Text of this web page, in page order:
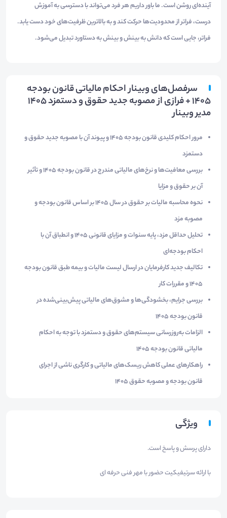
آینده‌ای روشن است. ما باور داریم هر فرد می‌تواند با دسترسی به آموزش
درست، فراتر از محدودیت‌ها حرکت کند و به بالاترین ظرفیت‌های خود دست یابد.
فراتر، جایی است که دانش به بینش و بینش به دستاورد تبدیل می‌شود.
سرفصل‌های وبینار احکام مالیاتی قانون بودجه
۱۴۰۵ + فرازی از مصوبه جدید حقوق و دستمزد 1405
مدیر وبینار
مرور احکام کلیدی قانون بودجه ۱۴۰۵ و پیوند آن با مصوبه جدید حقوق و
دستمزد
بررسی معافیت‌ها و نرخ‌های مالیاتی مندرج در قانون بودجه ۱۴۰۵ و تأثیر
آن بر حقوق و مزایا
نحوه محاسبه مالیات بر حقوق در سال ۱۴۰۵ بر اساس قانون بودجه و
مصوبه مزد
تحلیل حداقل مزد، پایه سنوات و مزایای قانونی ۱۴۰۵ و انطباق آن با
احکام بودجه‌ای
تکالیف جدید کارفرمایان در ارسال لیست مالیات و بیمه طبق قانون بودجه
۱۴۰۵ و مقررات کار
بررسی جرایم، بخشودگی‌ها و مشوق‌های مالیاتی پیش‌بینی‌شده در
قانون بودجه ۱۴۰۵
الزامات به‌روزرسانی سیستم‌های حقوق و دستمزد با توجه به احکام
مالیاتی قانون بودجه ۱۴۰۵
راهکارهای عملی کاهش ریسک‌های مالیاتی و کارگری ناشی از اجرای
قانون بودجه و مصوبه حقوق ۱۴۰۵
ویژگی
دارای پرسش و پاسخ است.
با ارائه سرتیفیکیت حضور با مهر فنی حرفه ای